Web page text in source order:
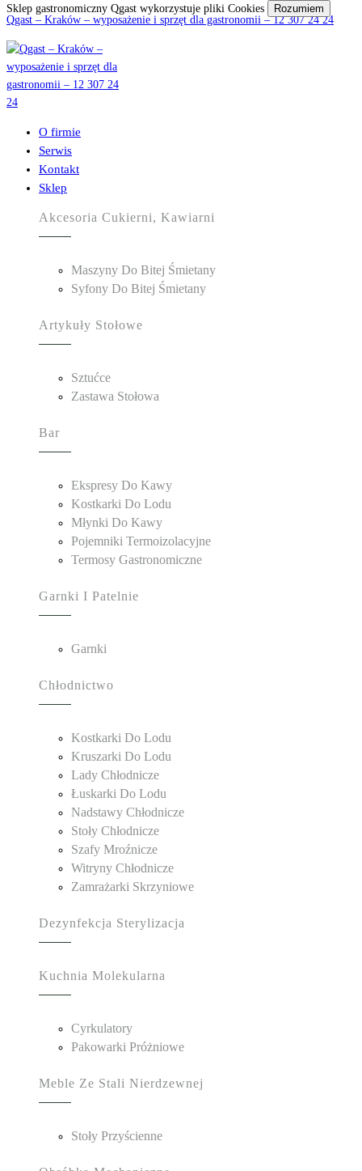
Qgast – Kraków – wyposażenie i sprzęt dla gastronomii – 12 307 24 24
O firmie
Serwis
Kontakt
Sklep
Akcesoria Cukierni, Kawiarni
Maszyny Do Bitej Śmietany
Syfony Do Bitej Śmietany
Artykuły Stołowe
Sztućce
Zastawa Stołowa
Bar
Ekspresy Do Kawy
Kostkarki Do Lodu
Młynki Do Kawy
Pojemniki Termoizolacyjne
Termosy Gastronomiczne
Garnki I Patelnie
Garnki
Chłodnictwo
Kostkarki Do Lodu
Kruszarki Do Lodu
Lady Chłodnicze
Łuskarki Do Lodu
Nadstawy Chłodnicze
Stoły Chłodnicze
Szafy Mroźnicze
Witryny Chłodnicze
Zamrażarki Skrzyniowe
Dezynfekcja Sterylizacja
Kuchnia Molekularna
Cyrkulatory
Pakowarki Próżniowe
Meble Ze Stali Nierdzewnej
Stoły Przyścienne
Sklep gastronomiczny Qgast wykorzystuje pliki Cookies Rozumiem